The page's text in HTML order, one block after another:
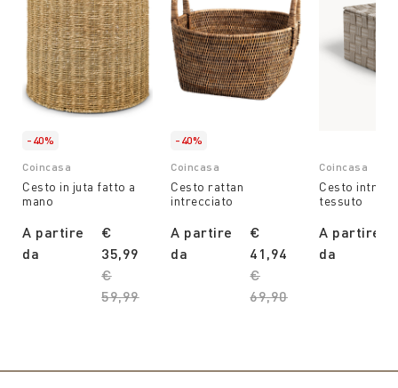
-40%
Coincasa
Cesto in juta fatto a
mano
A partire
da
Price reduced from
€
59,99to
€
35,99
-40%
Coincasa
Cesto rattan
intrecciato
A partire
da
Price reduced from
€
69,90to
€
41,94
Coincasa
Cesto
tessuto
A partire
da